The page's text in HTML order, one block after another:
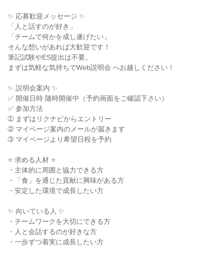
✨ 応募歓迎メッセージ ✨
「人と話すのが好き」
「チームで何かを成し遂げたい」
そんな想いがあれば大歓迎です！
筆記試験やES提出は不要。
まずは気軽な気持ちでWeb説明会 へお越しください！
✨ 説明会案内 ✨
✅ 開催日時 随時開催中（予約画面をご確認下さい）
✅ 参加方法
➀ まずはリクナビからエントリー
➁ マイページ案内のメールが届きます
➂ マイページより希望日程を予約
⭐ 求める人材 ⭐
・主体的に周囲と協力できる方
・「食」を通じた貢献に興味がある方
・安定した環境で成長したい方
✨ 向いている人 ✨
・チームワークを大切にできる方
・人と会話するのが好きな方
・一歩ずつ着実に成長したい方